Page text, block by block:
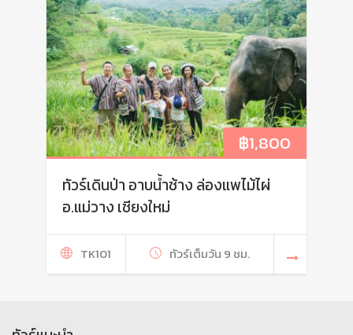
฿1,800
ทัวร์เดินป่า อาบน้ำช้าง ล่องแพไม้ไผ่
อ.แม่วาง เชียงใหม่
TK101 ทัวร์เต็มวัน 9 ชม.